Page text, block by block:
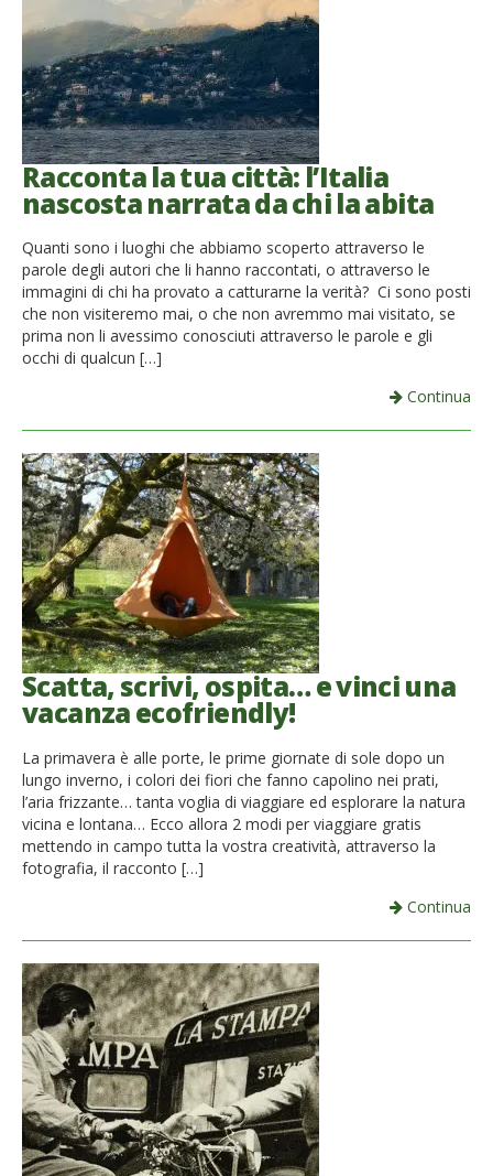
Racconta la tua città: l’Italia
nascosta narrata da chi la abita
Quanti sono i luoghi che abbiamo scoperto attraverso le
parole degli autori che li hanno raccontati, o attraverso le
immagini di chi ha provato a catturarne la verità? Ci sono posti
che non visiteremo mai, o che non avremmo mai visitato, se
prima non li avessimo conosciuti attraverso le parole e gli
occhi di qualcun […]
Continua
Scatta, scrivi, ospita… e vinci una
vacanza ecofriendly!
La primavera è alle porte, le prime giornate di sole dopo un
lungo inverno, i colori dei fiori che fanno capolino nei prati,
l’aria frizzante… tanta voglia di viaggiare ed esplorare la natura
vicina e lontana… Ecco allora 2 modi per viaggiare gratis
mettendo in campo tutta la vostra creatività, attraverso la
fotografia, il racconto […]
Continua